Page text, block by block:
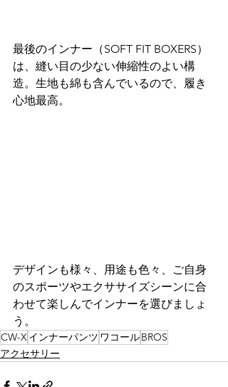
最後のインナー（SOFT FIT BOXERS）
は、縫い目の少ない伸縮性のよい構
造。生地も綿も含んでいるので、履き
心地最高。
デザインも様々、用途も色々、ご自身
のスポーツやエクササイズシーンに合
わせて楽しんでインナーを選びましょ
う。
CW-Xインナーパンツ ワコールBROS
アクセサリー